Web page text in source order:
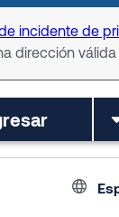
incidente de
dirección